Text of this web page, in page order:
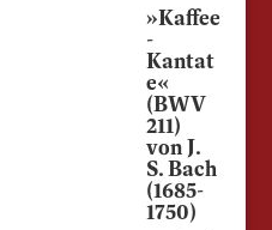
»Kaffee
-
Kantat
e«
(BWV
211)
von J.
S. Bach
(1685-
1750)